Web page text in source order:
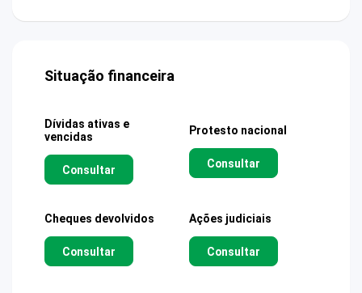
Situação financeira
Dívidas ativas e
vencidas
Consultar
Protesto nacional
Consultar
Cheques devolvidos
Consultar
Ações judiciais
Consultar